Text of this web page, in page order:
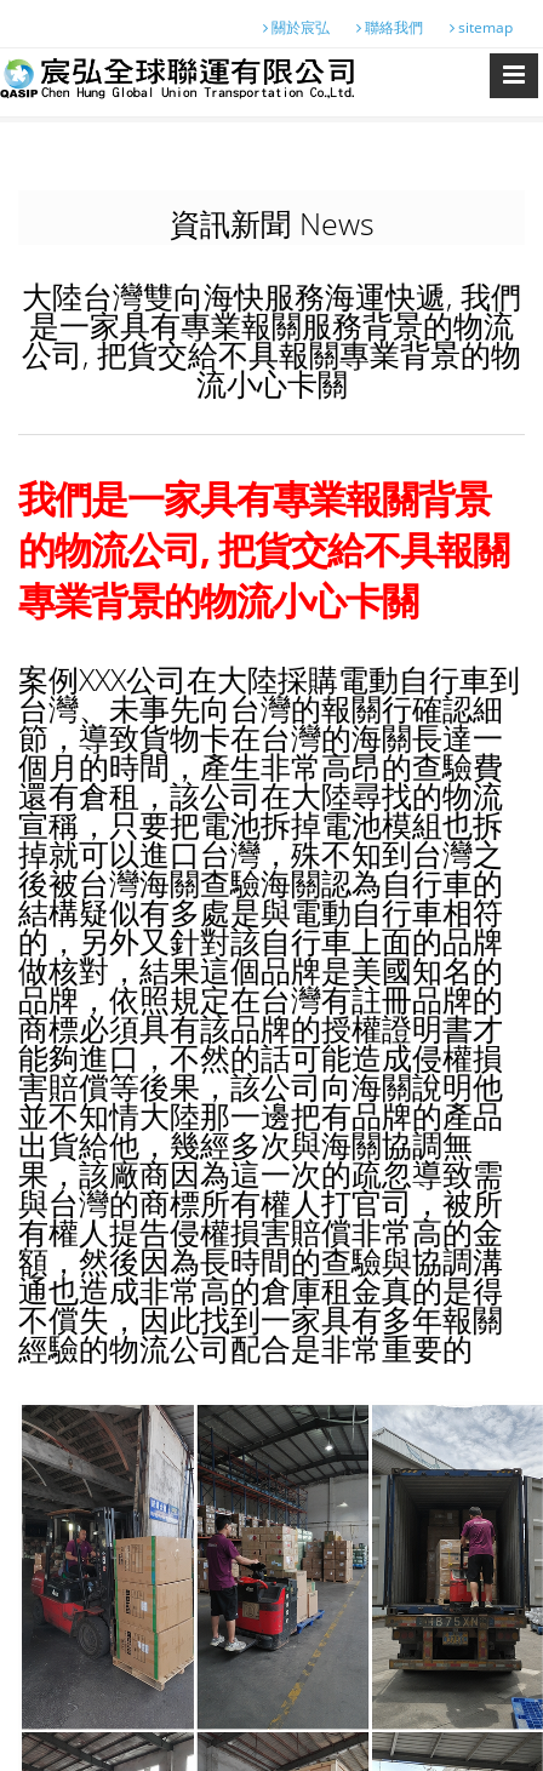
關於宸弘 聯絡我們 sitemap
資訊新聞 News
大陸台灣雙向海快服務海運快遞, 我們
是一家具有專業報關服務背景的物流
公司, 把貨交給不具報關專業背景的物
流小心卡關
我們是一家具有專業報關背景
的物流公司, 把貨交給不具報關
專業背景的物流小心卡關
案例XXX公司在大陸採購電動自行車到
台灣、 未事先向台灣的報關行確認細
節，導致貨物卡在台灣的海關長達一
個月的時間，產生非常高昂的查驗費
還有倉租，該公司在大陸尋找的物流
宣稱， 只要把電池拆掉電池模組也拆
掉就可以進口台灣，殊不知到台灣之
後被台灣海關查驗海關認為自行車的
結構疑似有多處是與電動自行車相符
的，另外又針對該自行車上面的品牌
做核對， 結果這個品牌是美國知名的
品牌，依照規定在台灣有註冊品牌的
商標必須具有該品牌的授權證明書才
能夠進口，不然的話可能造成侵權損
害賠償等後果，該公司向海關說明他
並不知情大陸那一邊把有品牌的產品
出貨給他，幾經多次與海關協調無
果，該廠商因為這一次的疏忽導致需
與台灣的商標所有權人打官司， 被所
有權人提告侵權損害賠償非常高的金
額， 然後因為長時間的查驗與協調溝
通也造成非常高的倉庫租金真的是得
不償失，因此找到一家具有多年報關
經驗的物流公司配合是非常重要的